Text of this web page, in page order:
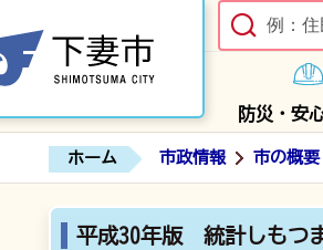
防災・安
ホーム 市政情報 市の概要
平成30年版 統計しもつ